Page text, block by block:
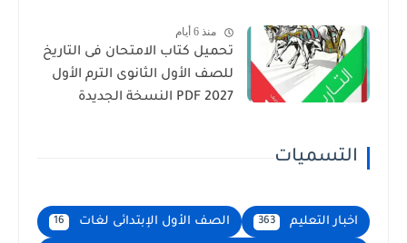
منذ 6 أيام
تحميل كتاب الامتحان فى التاريخ
للصف الأول الثانوى الترم الأول
2027 PDF النسخة الجديدة
التسميات
اخبار التعليم 363 الصف الأول الإبتدائى لغات 16